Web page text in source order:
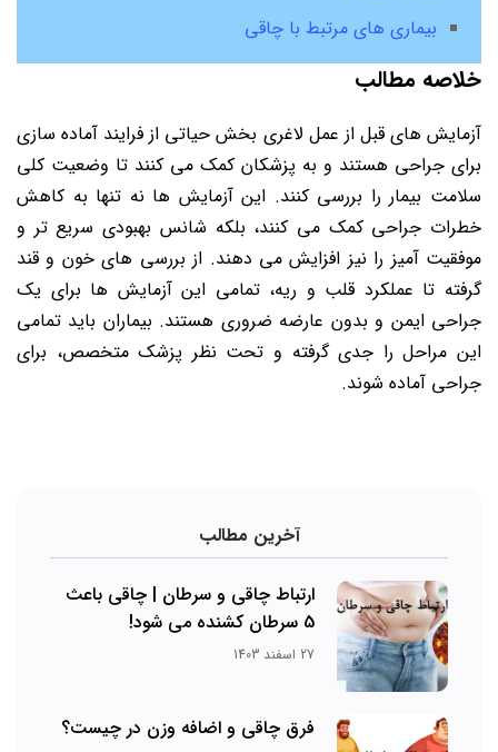
بیماری های مرتبط با چاقی
خلاصه مطالب
آزمایش های قبل از عمل لاغری بخش حیاتی از فرایند آماده سازی
برای جراحی هستند و به پزشکان کمک می کنند تا وضعیت کلی
سلامت بیمار را بررسی کنند. این آزمایش ها نه تنها به کاهش
خطرات جراحی کمک می کنند، بلکه شانس بهبودی سریع تر و
موفقیت آمیز را نیز افزایش می دهند. از بررسی های خون و قند
گرفته تا عملکرد قلب و ریه، تمامی این آزمایش ها برای یک
جراحی ایمن و بدون عارضه ضروری هستند. بیماران باید تمامی
این مراحل را جدی گرفته و تحت نظر پزشک متخصص، برای
جراحی آماده شوند.
آخرین مطالب
ارتباط چاقی و سرطان | چاقی باعث
5 سرطان کشنده می شود!
27 اسفند 1403
فرق چاقی و اضافه وزن در چیست؟